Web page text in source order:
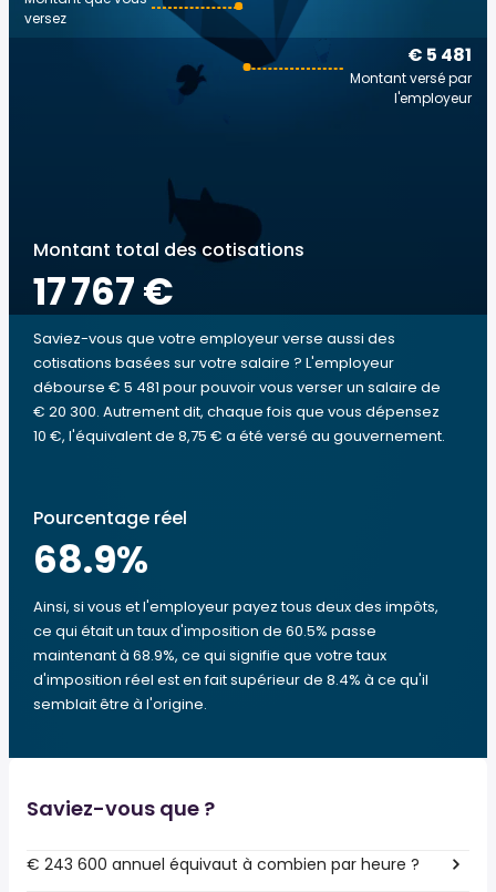
€ 5 481
Montant versé par
l'employeur
versez
Montant total des cotisations
17 767 €
Saviez-vous que votre employeur verse aussi des
cotisations basées sur votre salaire ? L'employeur
débourse € 5 481 pour pouvoir vous verser un salaire de
€ 20 300. Autrement dit, chaque fois que vous dépensez
10 €, l'équivalent de 8,75 € a été versé au gouvernement.
Pourcentage réel
68.9%
Ainsi, si vous et l'employeur payez tous deux des impôts,
ce qui était un taux d'imposition de 60.5% passe
maintenant à 68.9%, ce qui signifie que votre taux
d'imposition réel est en fait supérieur de 8.4% à ce qu'il
semblait être à l'origine.
Saviez-vous que ?
€ 243 600 annuel équivaut à combien par heure ?